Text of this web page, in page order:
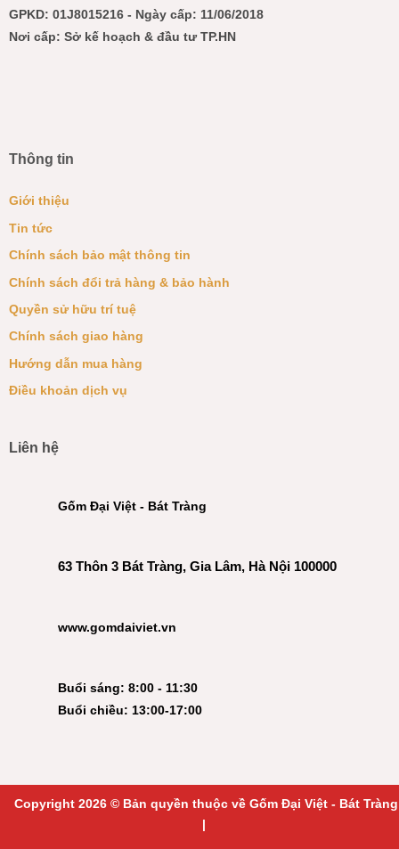
GPKD: 01J8015216 - Ngày cấp: 11/06/2018
Nơi cấp: Sở kế hoạch & đầu tư TP.HN
Thông tin
Giới thiệu
Tin tức
Chính sách bảo mật thông tin
Chính sách đổi trả hàng & bảo hành
Quyền sử hữu trí tuệ
Chính sách giao hàng
Hướng dẫn mua hàng
Điều khoản dịch vụ
Liên hệ
Gốm Đại Việt - Bát Tràng
63 Thôn 3 Bát Tràng, Gia Lâm, Hà Nội 100000
www.gomdaiviet.vn
Buổi sáng: 8:00 - 11:30
Buổi chiều: 13:00-17:00
Copyright 2026 © Bản quyền thuộc về Gốm Đại Việt - Bát Tràng
|